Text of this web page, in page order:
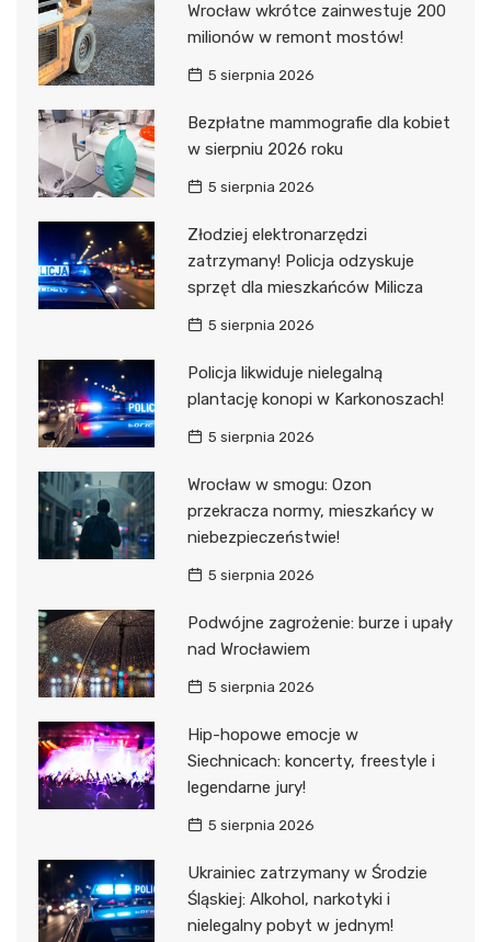
Wrocław wkrótce zainwestuje 200
milionów w remont mostów!
5 sierpnia 2026
Bezpłatne mammografie dla kobiet
w sierpniu 2026 roku
5 sierpnia 2026
Złodziej elektronarzędzi
zatrzymany! Policja odzyskuje
sprzęt dla mieszkańców Milicza
5 sierpnia 2026
Policja likwiduje nielegalną
plantację konopi w Karkonoszach!
5 sierpnia 2026
Wrocław w smogu: Ozon
przekracza normy, mieszkańcy w
niebezpieczeństwie!
5 sierpnia 2026
Podwójne zagrożenie: burze i upały
nad Wrocławiem
5 sierpnia 2026
Hip-hopowe emocje w
Siechnicach: koncerty, freestyle i
legendarne jury!
5 sierpnia 2026
Ukrainiec zatrzymany w Środzie
Śląskiej: Alkohol, narkotyki i
nielegalny pobyt w jednym!